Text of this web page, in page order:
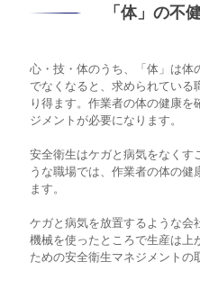
「体」の不
心・技・体のうち、「体」は
でなくなると、求められている
り得ます。作業者の体の健康
ジメントが必要になります。
安全衛生はケガと病気をなくす
うな職場では、作業者の体の
ます。
ケガと病気を放置するような
機械を使ったところで生産は上
ための安全衛生マネジメントの